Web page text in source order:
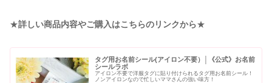
★詳しい商品内容やご購入はこちらのリンクから★
タグ用お名前シール(アイロン不要）│《公式》お名前
シールラボ
アイロン不要で洋服タグに貼り付けられるタグ用お名前シール！
ノンアイロンなので忙しいママさんの強い味方！